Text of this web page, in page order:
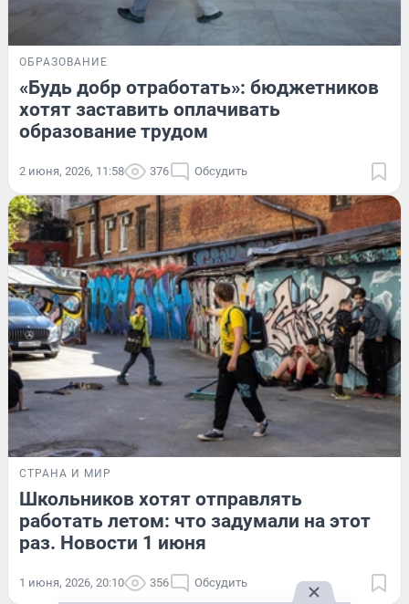
ОБРАЗОВАНИЕ
«Будь добр отработать»: бюджетников
хотят заставить оплачивать
образование трудом
2 июня, 2026, 11:58 376 Обсудить
СТРАНА И МИР
Школьников хотят отправлять
работать летом: что задумали на этот
раз. Новости 1 июня
1 июня, 2026, 20:10 356 Обсудить